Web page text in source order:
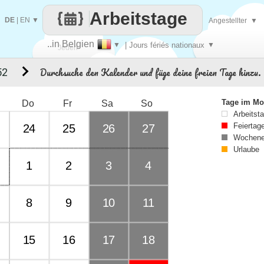
Jeden
..in Belgien ▼ | Jours fériés nationaux ▼
Arbeitstage
DE EN ▼ Angestellter ▼
Durchsuche den Kalender und füge deine freien Tage hinzu.
Do Fr Sa So
24 25 26 27
1 2 3 4
8 9 10 11
15 16 17 18
Tage im
Urlaube